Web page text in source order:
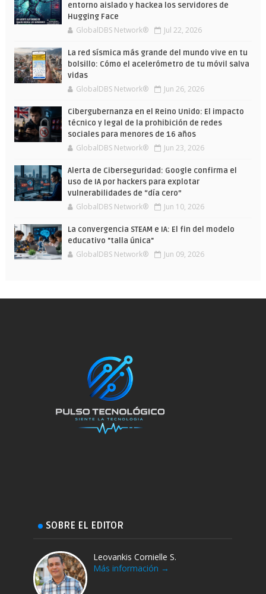
entorno aislado y hackea los servidores de
Hugging Face
GlobalDBS Network® Jul 22, 2026
La red sísmica más grande del mundo vive en tu
bolsillo: Cómo el acelerómetro de tu móvil salva
vidas
GlobalDBS Network® Jun 26, 2026
Cibergubernanza en el Reino Unido: El impacto
técnico y legal de la prohibición de redes
sociales para menores de 16 años
GlobalDBS Network® Jun 23, 2026
Alerta de Ciberseguridad: Google confirma el
uso de IA por hackers para explotar
vulnerabilidades de “día cero”
GlobalDBS Network® Jun 10, 2026
La convergencia STEAM e IA: El fin del modelo
educativo "talla única"
GlobalDBS Network® Jun 09, 2026
SOBRE EL EDITOR
Leovankis Cornielle S.
Más información →